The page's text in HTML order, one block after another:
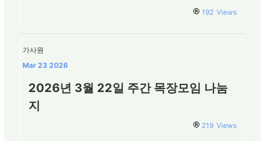
192 Views
가사원
Mar 23 2026
2026년 3월 22일 주간 목장모임 나눔
지
219 Views